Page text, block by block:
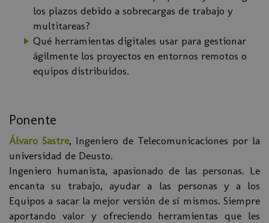
los plazos debido a sobrecargas de trabajo y
multitareas?
Qué herramientas digitales usar para gestionar
ágilmente los proyectos en entornos remotos o
equipos distribuidos.
Ponente
Álvaro Sastre, Ingeniero de Telecomunicaciones por la
universidad de Deusto.
Ingeniero humanista, apasionado de las personas. Le
encanta su trabajo, ayudar a las personas y a los
Equipos a sacar la mejor versión de sí mismos. Siempre
aportando valor y ofreciendo herramientas que les